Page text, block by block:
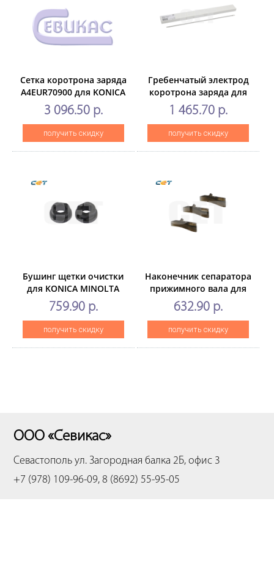
Сетка коротрона заряда
A4EUR70900 для KONICA
MINOLTAAccurioPress
6136P/6120 (CET),
CET561099
3 096.50 р.
получить скидку
Гребенчатый электрод
коротрона заряда для
KONICAMINOLTA Bizhub
C451/C654/C754 (CET),
(WW), CET561070
1 465.70 р.
получить скидку
Бушинг щетки очистки
для KONICA MINOLTA
Bizhub654/754/C654/C754
(CET), 2 шт/компл,
CET7175
759.90 р.
получить скидку
Наконечник сепаратора
прижимного вала для
KONICAMINOLTA Bizhub
654/754/C654/C754 (CET),
CET7170
632.90 р.
получить скидку
ООО «Севикас»
Севастополь ул. Загородная балка 2Б, офис 3
+7 (978) 109-96-09, 8 (8692) 55-95-05